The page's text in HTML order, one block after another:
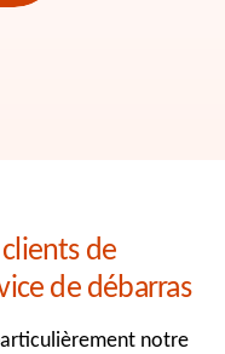
de
de débarras
notre